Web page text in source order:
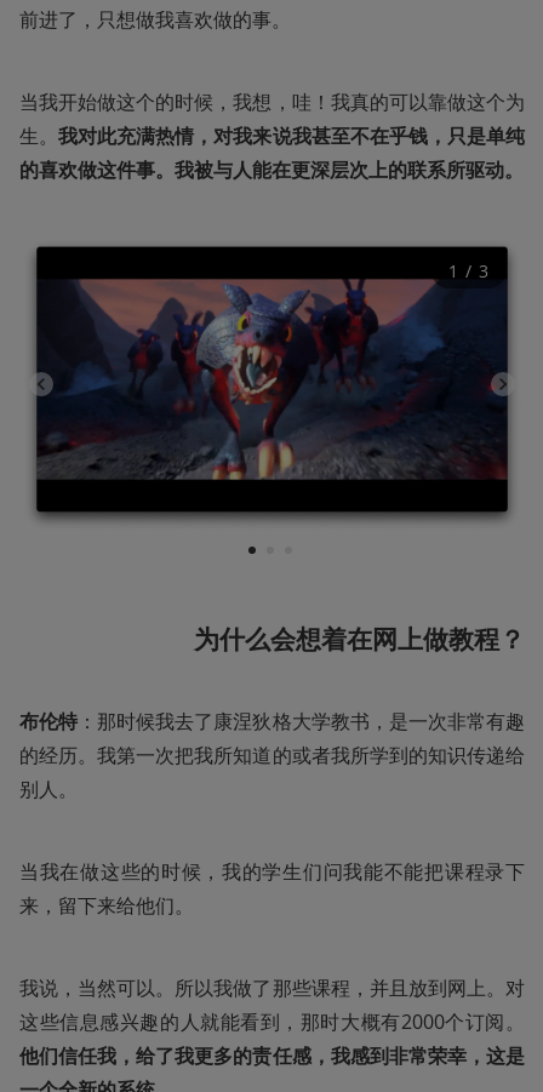
前进了，只想做我喜欢做的事。
当我开始做这个的时候，我想，哇！我真的可以靠做这个为
生。我对此充满热情，对我来说我甚至不在乎钱，只是单纯
的喜欢做这件事。我被与人能在更深层次上的联系所驱动。
1
1 / 3
为什么会想着在网上做教程？
布伦特 ：那时候我去了康涅狄格大学教书，是一次非常有趣
的经历。我第一次把我所知道的或者我所学到的知识传递给
别人。
当我在做这些的时候，我的学生们问我能不能把课程录下
来，留下来给他们。
我说，当然可以。所以我做了那些课程，并且放到网上。对
这些信息感兴趣的人就能看到，那时大概有2000个订阅。
他们信任我，给了我更多的责任感，我感到非常荣幸，这是